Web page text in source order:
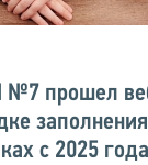
прошел
с 2025